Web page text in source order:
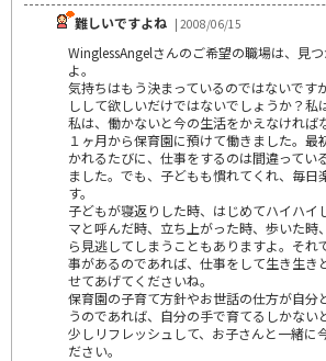
難しいですよね | 2008/06/15
WinglessAngelさんのご希望の職場は、見
よ。
気持ちはもう決まっているのではないです
しして欲しいだけではないでしょうか？私
私は、働かないと今の生活をかえなければ
１ヶ月から保育園に預けて働きました。最
かれるたびに、仕事をするのは間違ってい
ました。でも、子どもも慣れてくれ、毎日
す。
子どもが寝返りした時、はじめてハイハイ
マと呼んだ時、立ち上がった時、歩いた時
ら見逃してしまうこともありますよ。それ
事があるのであれば、仕事をして生き生き
せてあげてくださいね。
保育園の子育て方針やお世話の仕方が自分
うのであれば、自分の手で育てるしかない
少しリフレッシュして、お子さんと一緒に
ださい。